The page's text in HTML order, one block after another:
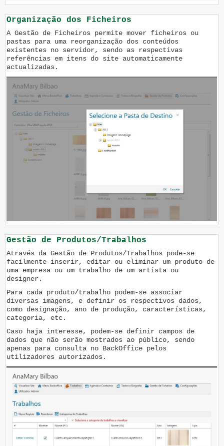
Organização dos Ficheiros
A Gestão de Ficheiros permite mover ficheiros ou
pastas para uma reorganização dos conteúdos
existentes no servidor, sendo as respectivas
referências em itens do site automaticamente
actualizadas.
Gestão de Produtos/Trabalhos
Através da Gestão de Produtos/Trabalhos pode-se
facilmente inserir, editar ou eliminar um produto de
uma empresa ou um trabalho de um artista ou
designer.
Para cada produto/trabalho podem-se associar
diversas imagens, e definir os respectivos dados,
como designação, ano de produção, características,
categoria, etc.
Caso haja interesse, podem-se definir campos de
dados que não serão mostrados ao público, sendo
apenas para consulta no BackOffice pelos
utilizadores autorizados.